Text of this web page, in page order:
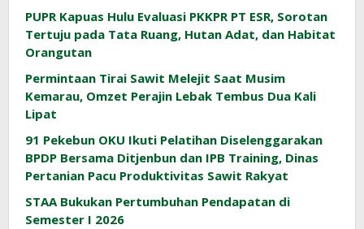
PUPR Kapuas Hulu Evaluasi PKKPR PT ESR, Sorotan
Tertuju pada Tata Ruang, Hutan Adat, dan Habitat
Orangutan
Permintaan Tirai Sawit Melejit Saat Musim
Kemarau, Omzet Perajin Lebak Tembus Dua Kali
Lipat
91 Pekebun OKU Ikuti Pelatihan Diselenggarakan
BPDP Bersama Ditjenbun dan IPB Training, Dinas
Pertanian Pacu Produktivitas Sawit Rakyat
STAA Bukukan Pertumbuhan Pendapatan di
Semester I 2026